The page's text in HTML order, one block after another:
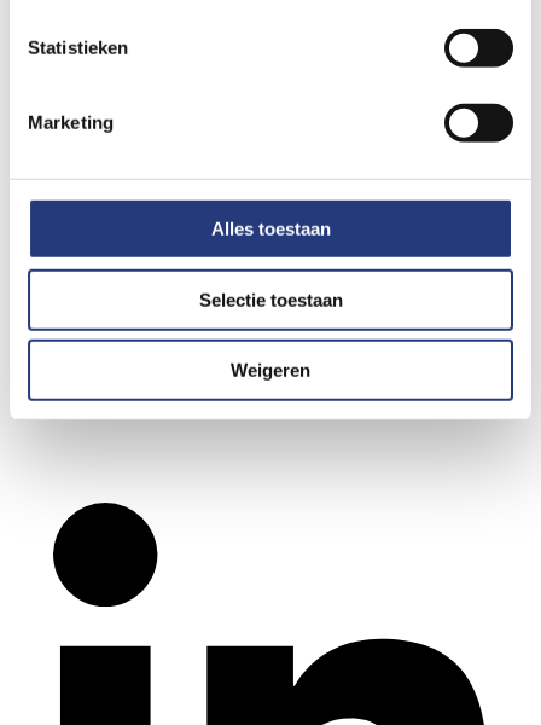
Statistieken
Marketing
Alles toestaan
Selectie toestaan
Weigeren